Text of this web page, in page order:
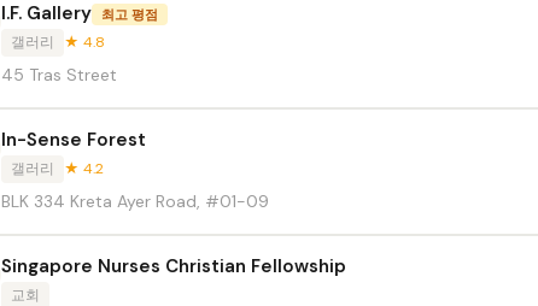
I.F. Gallery 최고 평점
갤러리 ★ 4.8
45 Tras Street
In-Sense Forest
갤러리 ★ 4.2
BLK 334 Kreta Ayer Road, #01-09
Singapore Nurses Christian Fellowship
교회